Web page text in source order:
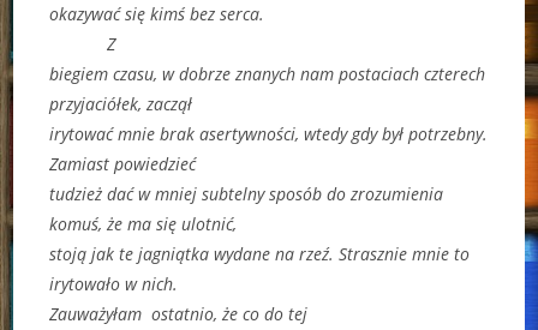
okazywać się kimś bez serca.
Z
biegiem czasu, w dobrze znanych nam postaciach czterech
przyjaciółek, zaczął
irytować mnie brak asertywności, wtedy gdy był potrzebny.
Zamiast powiedzieć
tudzież dać w mniej subtelny sposób do zrozumienia
komuś, że ma się ulotnić,
stoją jak te jagniątka wydane na rzeź. Strasznie mnie to
irytowało w nich.
Zauważyłam ostatnio, że co do tej